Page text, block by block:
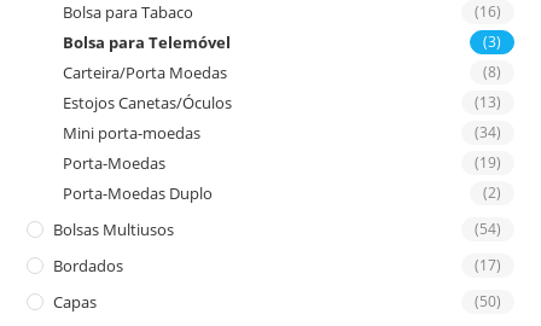
Bolsa para Tabaco (16)
Bolsa para Telemóvel (3)
Carteira/Porta Moedas (8)
Estojos Canetas/Óculos (13)
Mini porta-moedas (34)
Porta-Moedas (19)
Porta-Moedas Duplo (2)
Bolsas Multiusos (54)
Bordados (17)
Capas (50)